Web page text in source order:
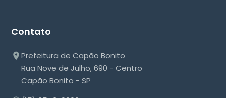
Contato
Prefeitura de Capão Bonito
Rua Nove de Julho, 690 - Centro
Capão Bonito - SP